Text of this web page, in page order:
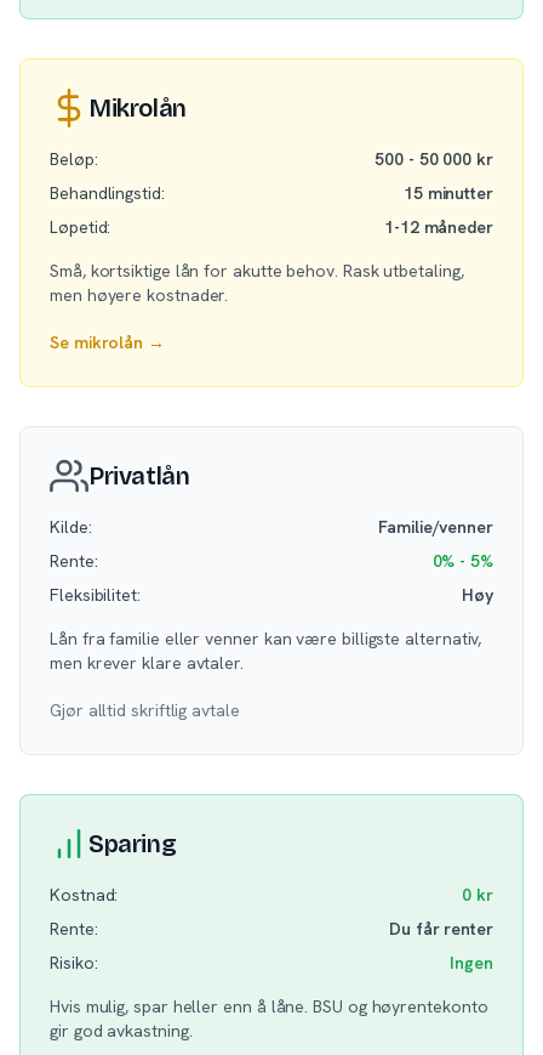
Mikrolån
Beløp:
500 - 50 000 kr
Behandlingstid:
15 minutter
Løpetid:
1-12 måneder
Små, kortsiktige lån for akutte behov. Rask utbetaling,
men høyere kostnader.
Se mikrolån →
Privatlån
Kilde:
Familie/venner
Rente:
0% - 5%
Fleksibilitet:
Høy
Lån fra familie eller venner kan være billigste alternativ,
men krever klare avtaler.
Gjør alltid skriftlig avtale
Sparing
Kostnad:
0 kr
Rente:
Du får renter
Risiko:
Ingen
Hvis mulig, spar heller enn å låne. BSU og høyrentekonto
gir god avkastning.